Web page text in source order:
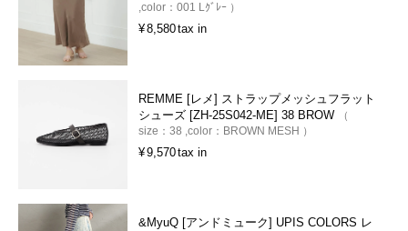
color： 001 Lｸﾞﾚｰ
¥8,580tax in
REMME [レメ] ストラップメッシュフラット
シューズ [ZH-25S042-ME] 38 BROW
size： 38 color： BROWN MESH
¥9,570tax in
&MyuQ [アンドミューク] UPIS COLORS レ